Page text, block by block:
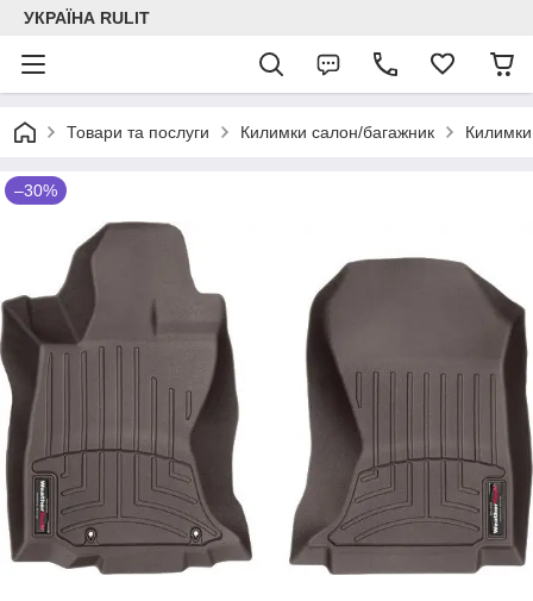
УКРАЇНА RULIT
Товари та послуги Килимки салон/багажник
–30%